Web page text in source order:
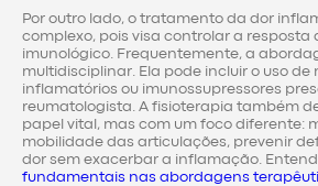
Por outro lado, o tratamento da dor
complexo, pois visa controlar a resposta
imunológico. Frequentemente, a
multidisciplinar. Ela pode incluir o uso
inflamatórios ou imunossupressores
reumatologista. A fisioterapia também
papel vital, mas com um foco diferente:
mobilidade das articulações, prevenir
dor sem exacerbar a inflamação.
fundamentais nas abordagens